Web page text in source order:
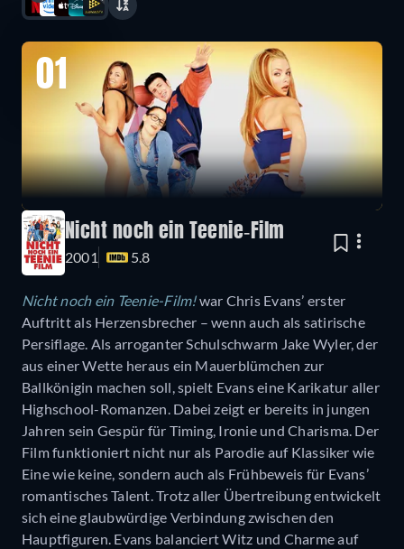
01
Nicht noch ein Teenie-Film
2001 5.8
Nicht noch ein Teenie-Film!war Chris Evans’ erster
Auftritt als Herzensbrecher – wenn auch als satirische
Persiflage. Als arroganter Schulschwarm Jake Wyler, der
aus einer Wette heraus ein Mauerblümchen zur
Ballkönigin machen soll, spielt Evans eine Karikatur aller
Highschool-Romanzen. Dabei zeigt er bereits in jungen
Jahren sein Gespür für Timing, Ironie und Charisma. Der
Film funktioniert nicht nur als Parodie auf Klassiker wie
Eine wie keine, sondern auch als Frühbeweis für Evans’
romantisches Talent. Trotz aller Übertreibung entwickelt
sich eine glaubwürdige Verbindung zwischen den
Hauptfiguren. Evans balanciert Witz und Charme auf